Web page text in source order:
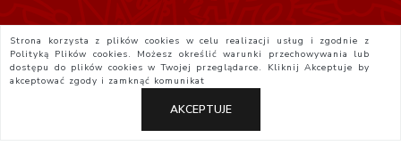
Strona korzysta z plików cookies w celu realizacji usług i zgodnie z
Polityką Plików cookies. Możesz określić warunki przechowywania lub
dostępu do plików cookies w Twojej przeglądarce. KliknijAkceptuje by
akceptować zgody i zamknąć komunikat
AKCEPTUJE